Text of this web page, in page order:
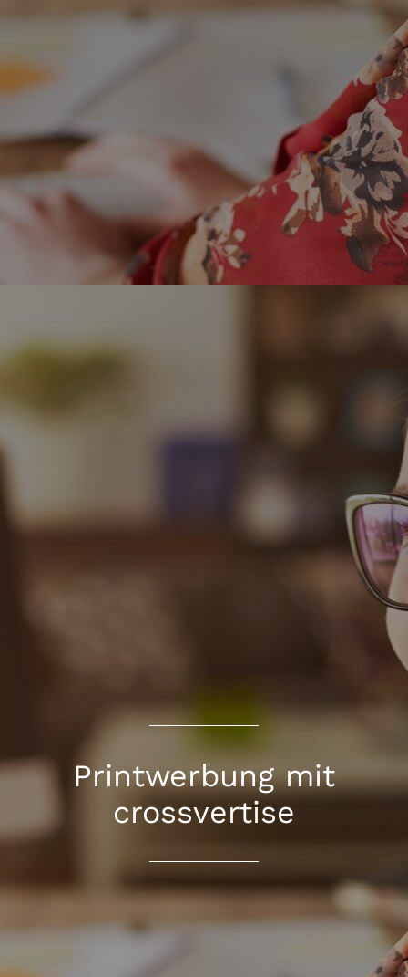
Printwerbung mit
crossvertise